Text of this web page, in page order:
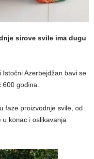
sirove svile ima dugu
Azerbejdžan bavi se
600 godina.
faze proizvodnje svile, od
u konac i oslikavanja